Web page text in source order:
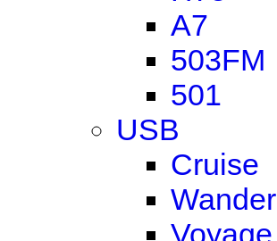
A7
503FM
501
USB
Cruise
Wander
Voyage